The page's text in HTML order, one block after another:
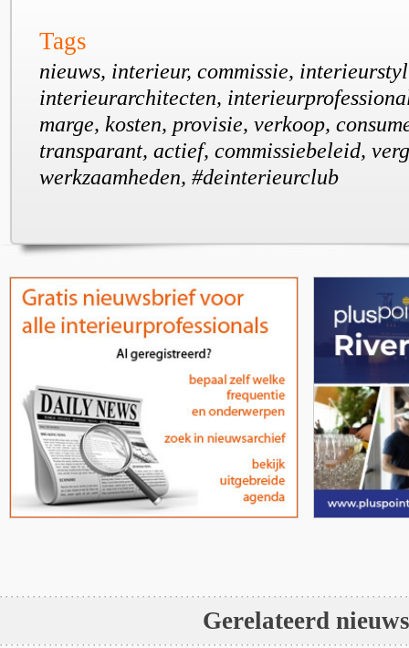
Tags
nieuws, interieur, commissie,
interieurarchitecten,
marge, kosten, provisie, verkoop,
transparant, actief, commissiebeleid,
werkzaamheden, #deinterieurclub
Gerelateerd nieuws